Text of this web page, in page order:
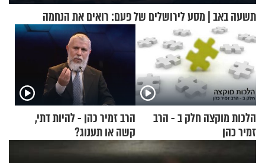
תשעה באב | מסע לירושלים של פעם: רואים את הנחמה
הלכות מוקצה חלק ב - הרב
זמיר כהן
הרב זמיר כהן - להיות דתי,
קשה או תענוג?